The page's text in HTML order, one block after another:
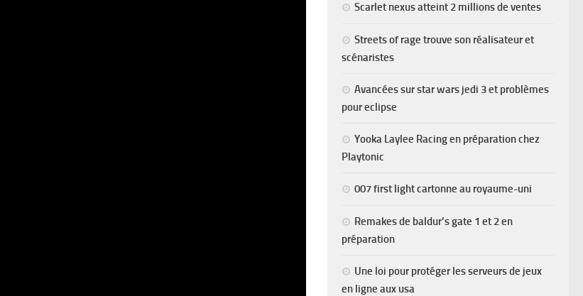
Scarlet nexus atteint 2 millions de ventes
Streets of rage trouve son réalisateur et
scénaristes
Avancées sur star wars jedi 3 et problèmes
pour eclipse
Yooka Laylee Racing en préparation chez
Playtonic
007 first light cartonne au royaume-uni
Remakes de baldur’s gate 1 et 2 en
préparation
Une loi pour protéger les serveurs de jeux
en ligne aux usa